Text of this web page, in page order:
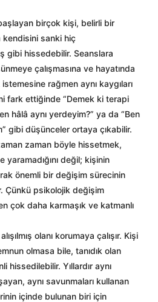
birçok kişi, belirli bir
kendisini sanki hiç
gibi hissedebilir. Seanslara
çalışmasına ve hayatında
rağmen aynı kaygıları
fark ettiğinde “Demek ki terapi
hâlâ aynı yerdeyim?” ya da “Ben
gibi düşünceler ortaya çıkabilir.
zaman böyle hissetmek,
değil; kişinin
önemli bir değişim sürecinin
Çünkü psikolojik değişim
çok daha karmaşık ve katmanlı
olanı korumaya çalışır. Kişi
olmasa bile, tanıdık olan
hissedilebilir. Yıllardır aynı
aynı savunmaları kullanan
içinde bulunan biri için